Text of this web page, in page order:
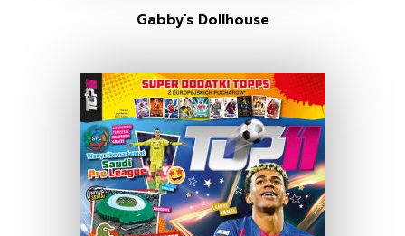
Gabby’s Dollhouse